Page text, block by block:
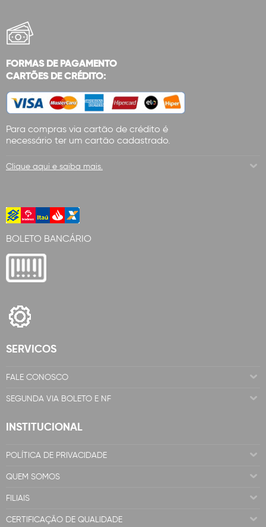
FORMAS DE PAGAMENTO
CARTÕES DE CRÉDITO:
Para compras via cartão de crédito é
necessário ter um cartão cadastrado.
Clique aqui e saiba mais.
BOLETO BANCÁRIO
SERVICOS
FALE CONOSCO
SEGUNDA VIA BOLETO E NF
INSTITUCIONAL
POLÍTICA DE PRIVACIDADE
QUEM SOMOS
FILIAIS
CERTIFICAÇÃO DE QUALIDADE